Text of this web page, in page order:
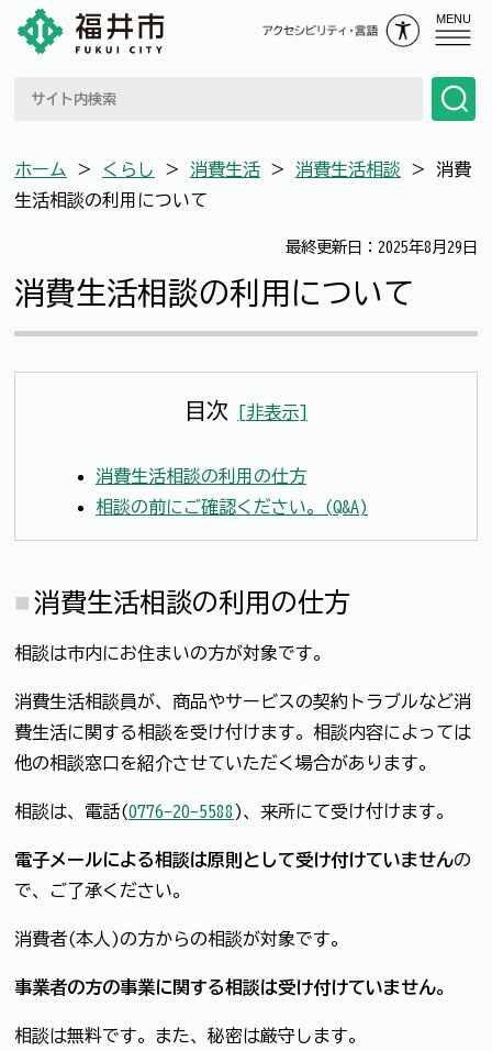
MENU
ホーム ＞ くらし ＞ 消費生活 ＞ 消費生活相談 ＞ 消費
生活相談の利用について
最終更新日：2025年8月29日
消費生活相談の利用について
目次 [非表示]
消費生活相談の利用の仕方
相談の前にご確認ください。(Q&A)
消費生活相談の利用の仕方
相談は市内にお住まいの方が対象です。
消費生活相談員が、商品やサービスの契約トラブルなど消
費生活に関する相談を受け付けます。相談内容によっては
他の相談窓口を紹介させていただく場合があります。
相談は、電話(0776-20-5588)、来所にて受け付けます。
電子メールによる相談は原則として受け付けていませんの
で、ご了承ください。
消費者(本人)の方からの相談が対象です。
事業者の方の事業に関する相談は受け付けていません。
相談は無料です。また、秘密は厳守します。